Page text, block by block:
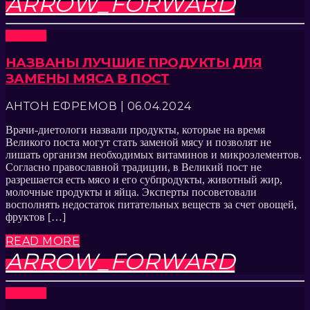
НАЗВАНЫ ЛУЧШИЕ ПРОДУКТЫ ДЛЯ
ЗАМЕНЫ МЯСА В ПОСТ
АНТОН ЕФРЕМОВ | 06.04.2024
Врачи-диетологи назвали продукты, которые на время
Великого поста могут стать заменой мясу и позволят не
лишать организм необходимых витаминов и микроэлементов.
Согласно православной традиции, в Великий пост не
разрешается есть мясо и его субпродукты, животный жир,
молочные продукты и яйца. Эксперты посоветовали
восполнять недостаток питательных веществ за счет овощей,
фруктов […]
READ MORE
ARROW_FORWARD